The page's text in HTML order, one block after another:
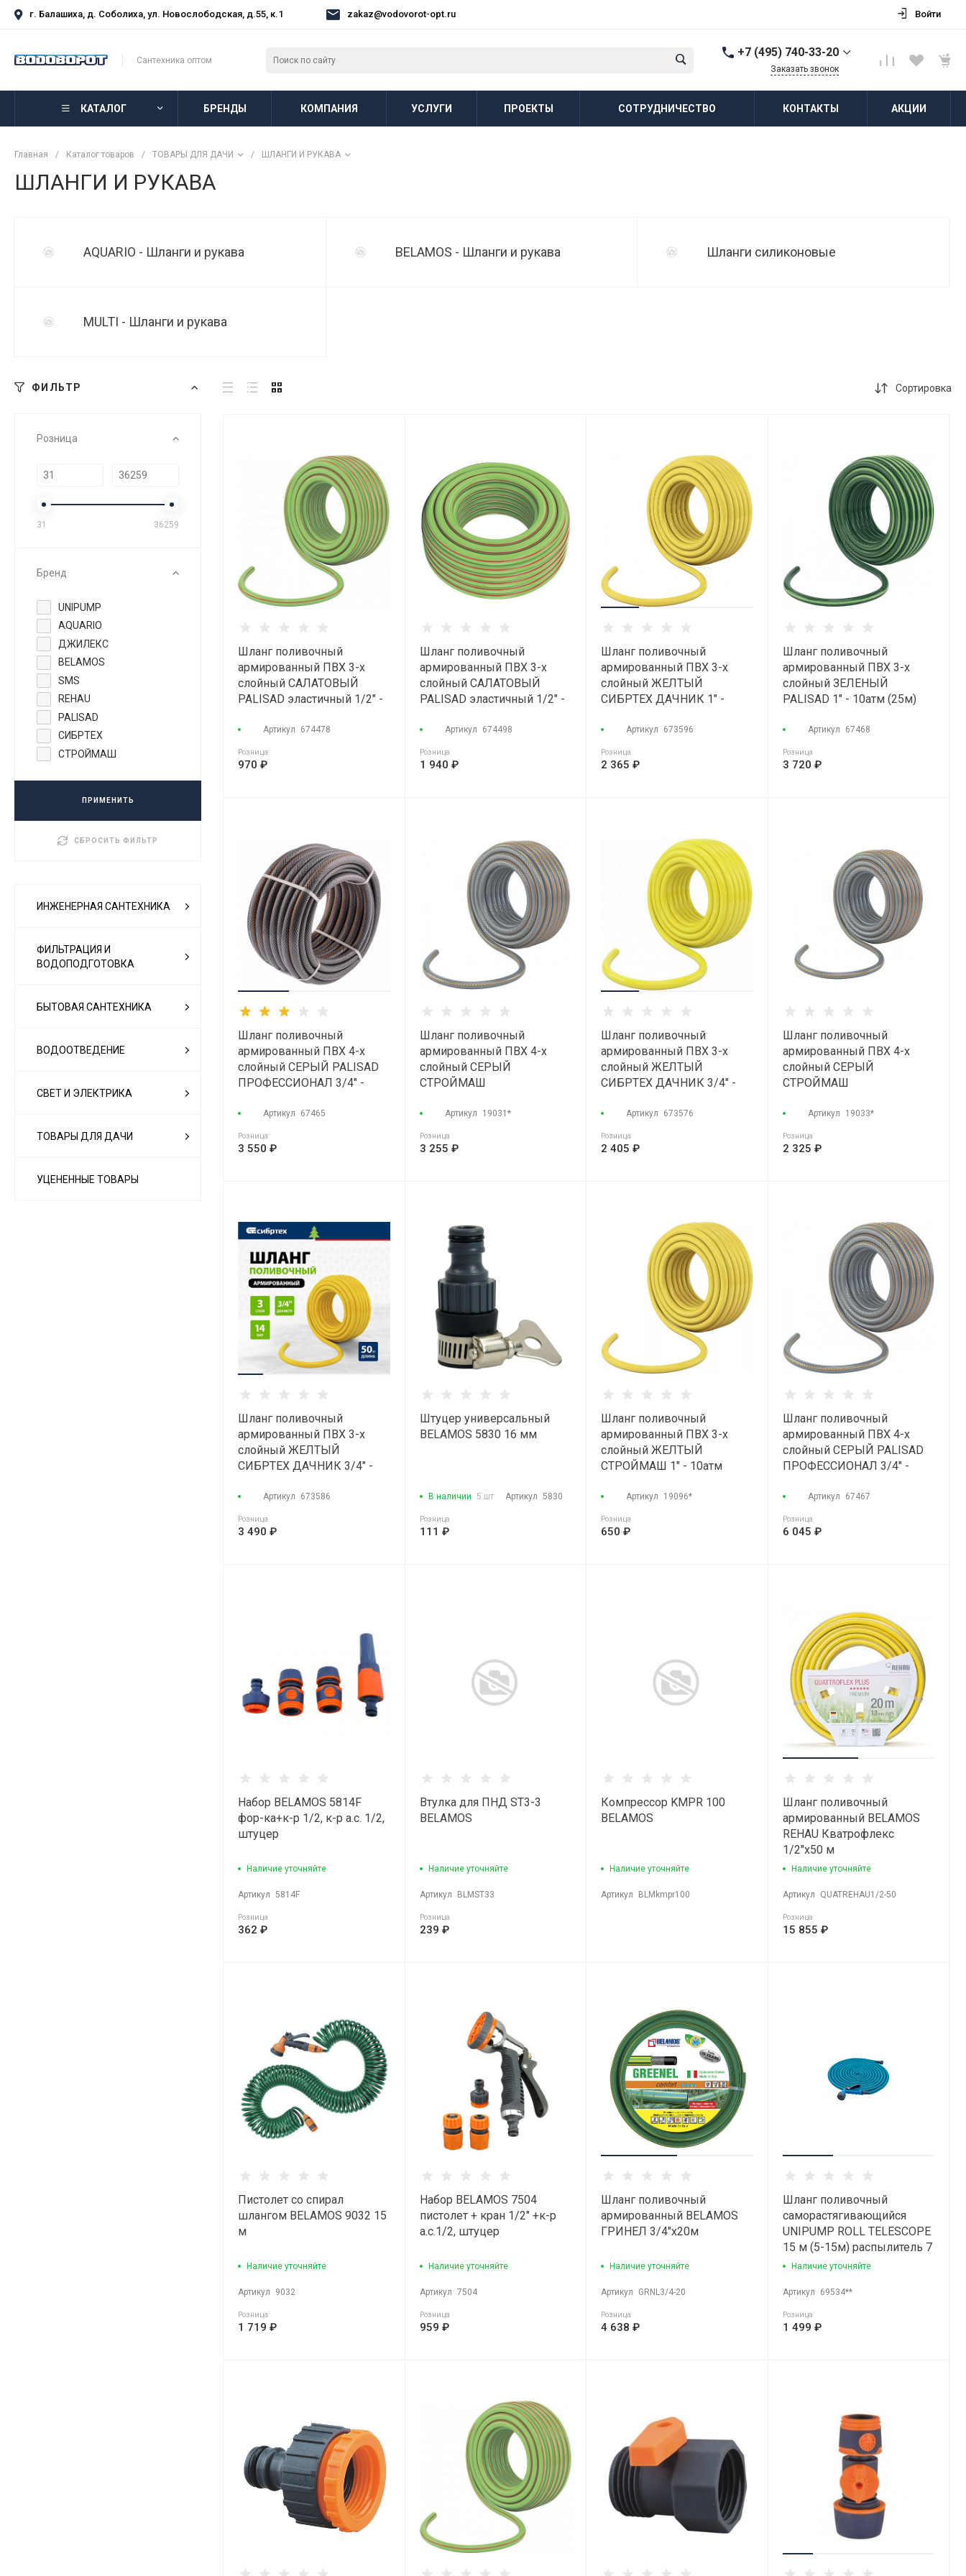
г. Балашиха, д. Соболиха, ул. Новослободская, д.55, к.1 zakaz@vodovorot-opt.ru Войти
Сантехника оптом
+7 (495) 740-33-20
г. Балашиха, д.
Заказать звонок
КАТАЛОГ БРЕНДЫ КОМПАНИЯ УСЛУГИ ПРОЕКТЫ СОТРУДНИЧЕСТВО КОНТАКТЫ АКЦИИ
Главная / Каталог товаров / ТОВАРЫ ДЛЯ ДАЧИ / ШЛАНГИ И РУКАВА
ШЛАНГИ И РУКАВА
AQUARIO - Шланги и рукава BELAMOS - Шланги и рукава Шланги силиконовые
MULTI - Шланги и рукава
ФИЛЬТР
Розница
31 36259
Бренд
UNIPUMP
AQUARIO
ДЖИЛЕКС
BELAMOS
SMS
REHAU
PALISAD
СИБРТЕХ
СТРОЙМАШ
ПРИМЕНИТЬ
СБРОСИТЬ ФИЛЬТР
ИНЖЕНЕРНАЯ САНТЕХНИКА
ФИЛЬТРАЦИЯ И
ВОДОПОДГОТОВКА
БЫТОВАЯ САНТЕХНИКА
ВОДООТВЕДЕНИЕ
СВЕТ И ЭЛЕКТРИКА
ТОВАРЫ ДЛЯ ДАЧИ
УЦЕНЕННЫЕ ТОВАРЫ
Сортировка
Шланг поливочный
армированный ПВХ 3-х
слойный САЛАТОВЫЙ
PALISAD эластичный 1/2" -
Артикул 674478
Розница
970 ₽
Шланг поливочный
армированный ПВХ 3-х
слойный САЛАТОВЫЙ
PALISAD эластичный 1/2" -
Артикул 674498
Розница
1 940 ₽
Шланг поливочный
армированный ПВХ 3-х
слойный ЖЕЛТЫЙ
СИБРТЕХ ДАЧНИК 1" -
Артикул 673596
Розница
2 365 ₽
Шланг поливочный
армированный ПВХ 3-х
слойный ЗЕЛЕНЫЙ
PALISAD 1" - 10атм (25м)
Артикул 67468
Розница
3 720 ₽
Шланг поливочный
армированный ПВХ 4-х
слойный СЕРЫЙ PALISAD
ПРОФЕССИОНАЛ 3/4" -
Артикул 67465
Розница
3 550 ₽
Шланг поливочный
армированный ПВХ 4-х
слойный СЕРЫЙ
СТРОЙМАШ
25атм (50м)
Артикул 19031*
Розница
3 255 ₽
Шланг поливочный
армированный ПВХ 3-х
слойный ЖЕЛТЫЙ
СИБРТЕХ ДАЧНИК 3/4" -
Артикул 673576
Розница
2 405 ₽
Шланг поливочный
армированный ПВХ 4-х
слойный СЕРЫЙ
СТРОЙМАШ
25атм (25м)
Артикул 19033*
Розница
2 325 ₽
Шланг поливочный
армированный ПВХ 3-х
слойный ЖЕЛТЫЙ
СИБРТЕХ ДАЧНИК 3/4" -
Артикул 673586
Розница
3 490 ₽
Штуцер универсальный
BELAMOS 5830 16 мм
В наличии 5 шт Артикул 5830
Розница
111 ₽
Шланг поливочный
армированный ПВХ 3-х
слойный ЖЕЛТЫЙ
СТРОЙМАШ 1" - 10атм
Артикул 19096*
Розница
650 ₽
Шланг поливочный
армированный ПВХ 4-х
слойный СЕРЫЙ PALISAD
ПРОФЕССИОНАЛ 3/4" -
Артикул 67467
Розница
6 045 ₽
Набор BELAMOS 5814F
фор-ка+к-р 1/2, к-р а.c. 1/2,
штуцер
Наличие уточняйте
Артикул 5814F
Розница
362 ₽
Втулка для ПНД ST3-3
BELAMOS
Наличие уточняйте
Артикул BLMST33
Розница
239 ₽
Компрессор KMPR 100
BELAMOS
Наличие уточняйте
Артикул BLMkmpr100
Шланг поливочный
армированный BELAMOS
REHAU Кватрофлекс
1/2"х50 м
Наличие уточняйте
Артикул QUATREHAU1/2-50
Розница
15 855 ₽
Пистолет со спирал
шлангом BELAMOS 9032 15
м
Наличие уточняйте
Артикул 9032
Розница
1 719 ₽
Набор BELAMOS 7504
пистолет + кран 1/2" +к-р
а.c.1/2, штуцер
Наличие уточняйте
Артикул 7504
Розница
959 ₽
Шланг поливочный
армированный BELAMOS
ГРИНЕЛ 3/4"х20м
Наличие уточняйте
Артикул GRNL3/4-20
Розница
4 638 ₽
Шланг поливочный
саморастягивающийся
UNIPUMP ROLL TELESCOPE
15 м (5-15м) распылитель 7
режимов
Наличие уточняйте
Артикул 69534**
Розница
1 499 ₽